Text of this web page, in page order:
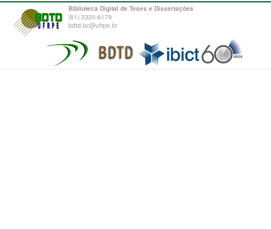
Biblioteca Digital de Teses e Dissertações
(81) 3320-6179
bdtd.bc@ufrpe.br